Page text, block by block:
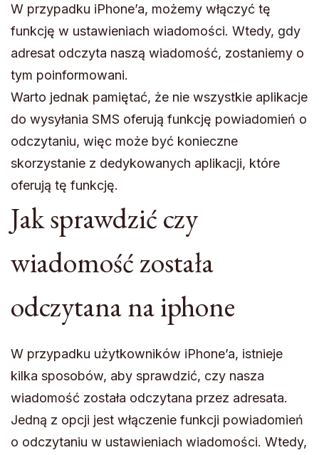
W przypadku iPhone’a, możemy włączyć tę
funkcję w ustawieniach wiadomości. Wtedy, gdy
adresat odczyta naszą wiadomość, zostaniemy o
tym poinformowani.
Warto jednak pamiętać, że nie wszystkie aplikacje
do wysyłania SMS oferują funkcję powiadomień o
odczytaniu, więc może być konieczne
skorzystanie z dedykowanych aplikacji, które
oferują tę funkcję.
Jak sprawdzić czy
wiadomość została
odczytana na iphone
W przypadku użytkowników iPhone’a, istnieje
kilka sposobów, aby sprawdzić, czy nasza
wiadomość została odczytana przez adresata.
Jedną z opcji jest włączenie funkcji powiadomień
o odczytaniu w ustawieniach wiadomości. Wtedy,